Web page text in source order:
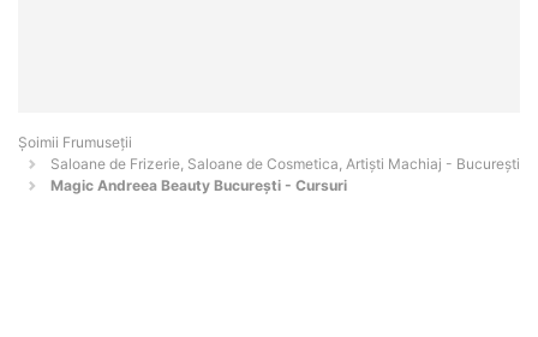
Șoimii Frumuseții
Saloane de Frizerie, Saloane de Cosmetica, Artiști Machiaj - Bucureşti
Magic Andreea Beauty București - Cursuri